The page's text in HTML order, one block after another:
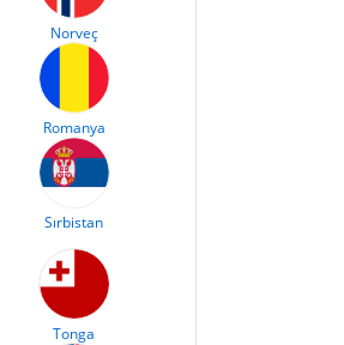
Norveç
Romanya
Sırbistan
Tonga